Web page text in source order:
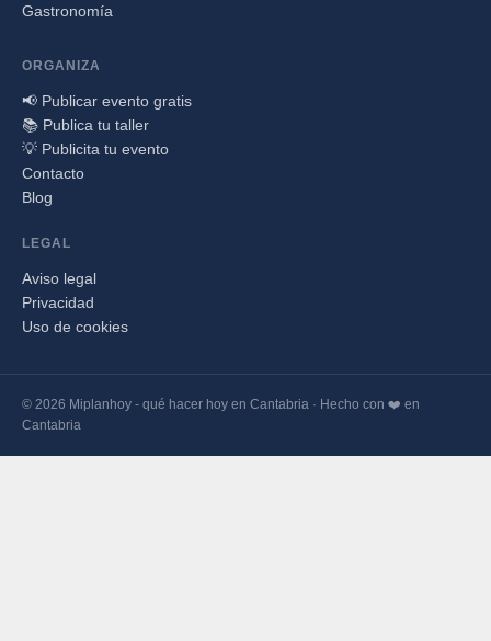
Gastronomía
ORGANIZA
📢 Publicar evento gratis
📚 Publica tu taller
💡 Publicita tu evento
Contacto
Blog
LEGAL
Aviso legal
Privacidad
Uso de cookies
© 2026 Miplanhoy - qué hacer hoy en Cantabria · Hecho con ❤️ en
Cantabria